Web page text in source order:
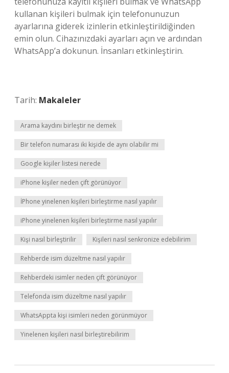
kullanan kişileri bulmak için telefonunuzun
ayarlarına giderek izinlerin etkinleştirildiğinden
emin olun. Cihazınızdaki ayarları açın ve ardından
WhatsApp’a dokunun. İnsanları etkinleştirin.
Tarih: Makaleler
Arama kaydını birleştir ne demek
Bir telefon numarası iki kişide de aynı olabilir mi
Google kişiler listesi nerede
iPhone kişiler neden çift görünüyor
İPhone yinelenen kişileri birleştirme nasıl yapılır
iPhone yinelenen kişileri birleştirme nasıl yapılır
Kişi nasıl birleştirilir Kişileri nasıl senkronize edebilirim
Rehberde isim düzeltme nasıl yapılır
Rehberdeki isimler neden çift görünüyor
Telefonda isim düzeltme nasıl yapılır
WhatsAppta kişi isimleri neden görünmüyor
Yinelenen kişileri nasıl birleştirebilirim